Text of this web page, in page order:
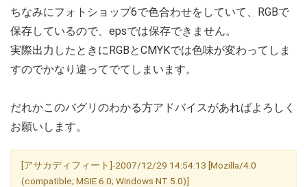
ちなみにフォトショップ6で色合わせをしていて、RGBで
保存しているので、epsでは保存できません。
実際出力したときにRGBとCMYKでは色味が変わってしま
すのでかなり違ってでてしまいます。
だれかこのバグリのわかる方アドバイスがあればよろしく
お願いします。
[アサカディフィート]-2007/12/29 14:54:13 [Mozilla/4.0
(compatible; MSIE 6.0; Windows NT 5.0)]